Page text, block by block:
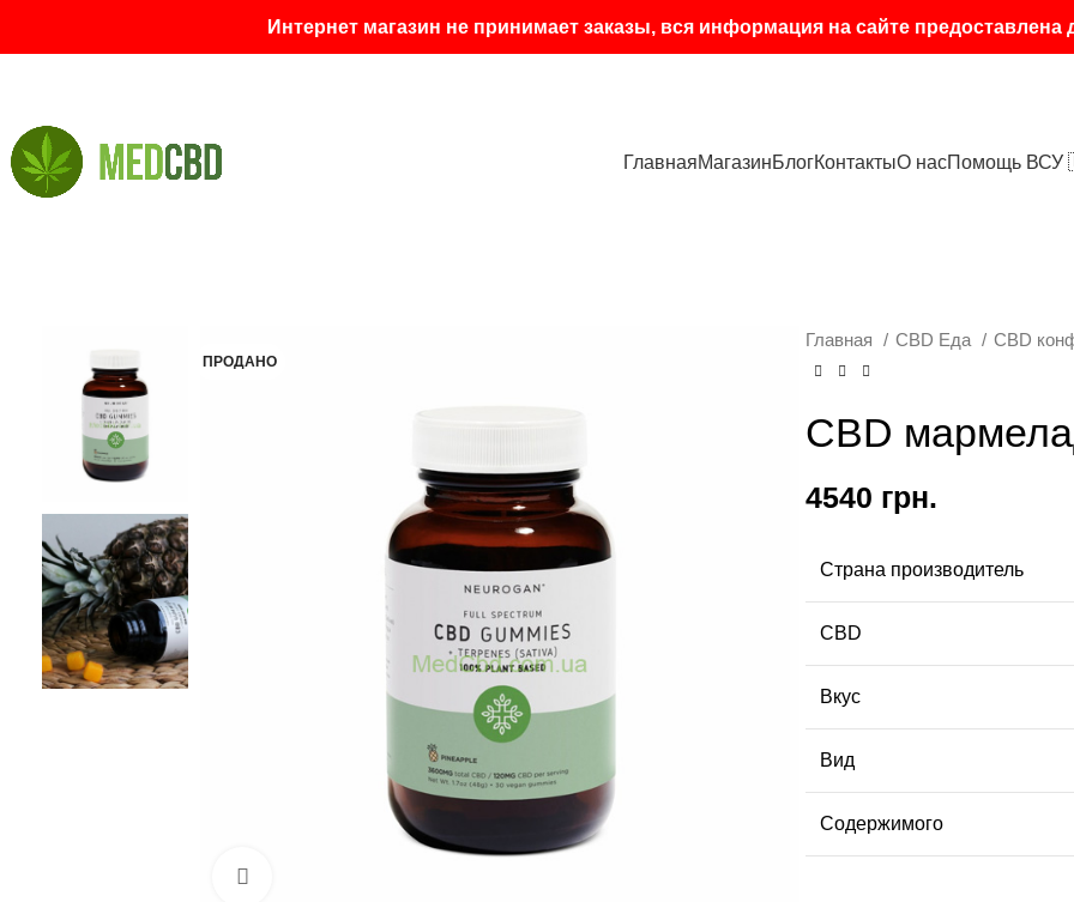
Интернет магазин не принимает заказы, вся информация на сайте
ГлавнаяМагазинБлогКонтактыО насПомощь
ПРОДАНО
Главная CBD Еда CBD
CBD
4540 грн.
Страна производитель
CBD
Вкус
Вид
Содержимого